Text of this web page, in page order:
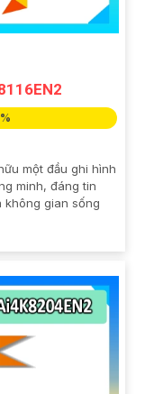
một đầu ghi hình
minh, đáng tin
không gian sống